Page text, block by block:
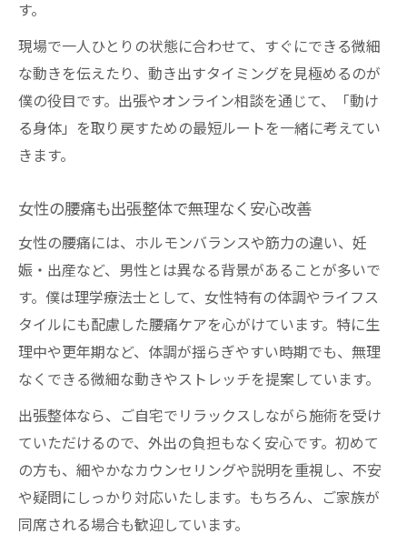
す。
現場で一人ひとりの状態に合わせて、すぐにできる微細
な動きを伝えたり、動き出すタイミングを見極めるのが
僕の役目です。出張やオンライン相談を通じて、「動け
る身体」を取り戻すための最短ルートを一緒に考えてい
きます。
女性の腰痛も出張整体で無理なく安心改善
女性の腰痛には、ホルモンバランスや筋力の違い、妊
娠・出産など、男性とは異なる背景があることが多いで
す。僕は理学療法士として、女性特有の体調やライフス
タイルにも配慮した腰痛ケアを心がけています。特に生
理中や更年期など、体調が揺らぎやすい時期でも、無理
なくできる微細な動きやストレッチを提案しています。
出張整体なら、ご自宅でリラックスしながら施術を受け
ていただけるので、外出の負担もなく安心です。初めて
の方も、細やかなカウンセリングや説明を重視し、不安
や疑問にしっかり対応いたします。もちろん、ご家族が
同席される場合も歓迎しています。